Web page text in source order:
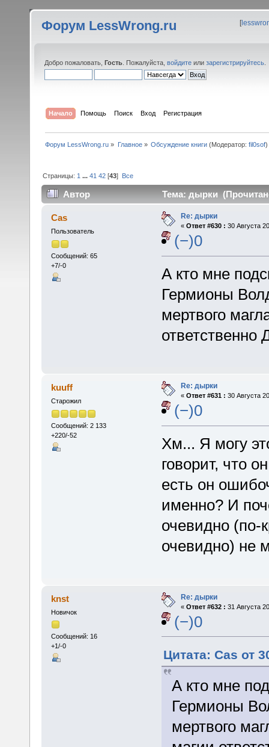
Форум LessWrong.ru [
Добро пожаловать, Гость . Пожалуйста, войдите или зарегистрируйтесь
Начало Помощь Поиск Вход Регистрация
Форум LessWrong.ru » Главное» Обсуждение книги(Модератор: fil0sof)
Страницы: 1 ...41 42 [43] Все
Автор Тема: дырки
Cas
Пользователь
Сообщений: 65
+7/-0
Re: дырки
« Ответ #630 : 30 Августа
(−)0
А кто мне
Гермионы
мертвого
ответственно
kuuff
Старожил
Сообщений: 2 133
+220/-52
Re: дырки
« Ответ #631 : 30 Августа
(−)0
Хм... Я могу
говорит, что
есть он
именно? И
очевидно (по-
очевидно) не
knst
Новичок
Сообщений: 16
+1/-0
Re: дырки
« Ответ #632 : 31 Августа
(−)0
Цитата: Cas от
А кто мне
Гермионы
мертвого